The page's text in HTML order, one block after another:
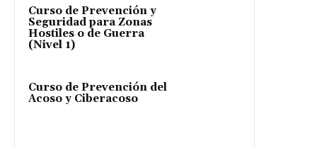
Curso de Prevención y
Seguridad para Zonas
Hostiles o de Guerra
(Nivel 1)
Curso de Prevención del
Acoso y Ciberacoso